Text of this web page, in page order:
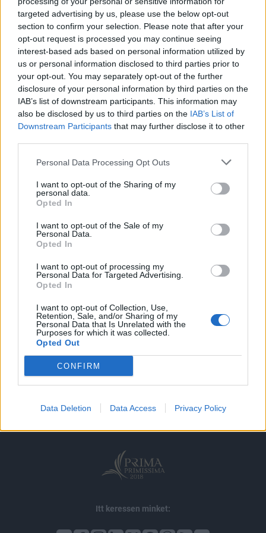
targeted advertising by us, please use the below opt-out
section to confirm your selection. Please note that after your
opt-out request is processed you may continue seeing
interest-based ads based on personal information utilized by
us or personal information disclosed to third parties prior to
your opt-out. You may separately opt-out of the further
disclosure of your personal information by third parties on the
IAB’s list of downstream participants. This information may
also be disclosed by us to third parties on the IAB’s List of
Downstream Participants that may further disclose it to other
Personal Data Processing Opt Outs
I want to opt-out of the Sharing of my
personal data.
Opted In
I want to opt-out of the Sale of my
Personal Data.
Opted In
I want to opt-out of processing my
Personal Data for Targeted Advertising.
Opted In
I want to opt-out of Collection, Use,
Retention, Sale, and/or Sharing of my
Personal Data that Is Unrelated with the
Purposes for which it was collected.
Opted Out
CONFIRM
Data Deletion Data Access Privacy Policy
Fox News beszámolója szerint a példa ragadós. Kínának
abban a térségében, ahol a Foxconn Technology Group
gyára van, további mintegy 600...
KEDVES OLVASÓNK!
A keresett cikk a portfolio.hu hírarchívumához
tartozik, melynek olvasása előfizetéses
regisztrációhoz kötött.
Portfolio.hu teljes cikkarchívum
Kötéslisták: BÉT elmúlt 2 év napon belüli
kötéslistái
Előfizetés
MÁR ELŐFIZETŐNK VAGY?BEJELENTKEZÉS
impresszum
jogi nyilatkozat
süti beállítások
adatvédelem
szerzői jogok médiaajánlat
karrier
Itt keressen minket: